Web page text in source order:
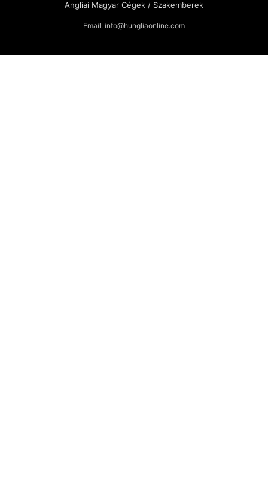
Angliai Magyar Cégek / Szakemberek
Email: info@hungliaonline.com